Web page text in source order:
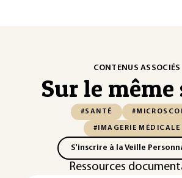
CONTENUS ASSOCIÉS
Sur le
#SANTÉ
#IMAGERIE MÉDICALE
S'inscrire à la Veille
Ressources